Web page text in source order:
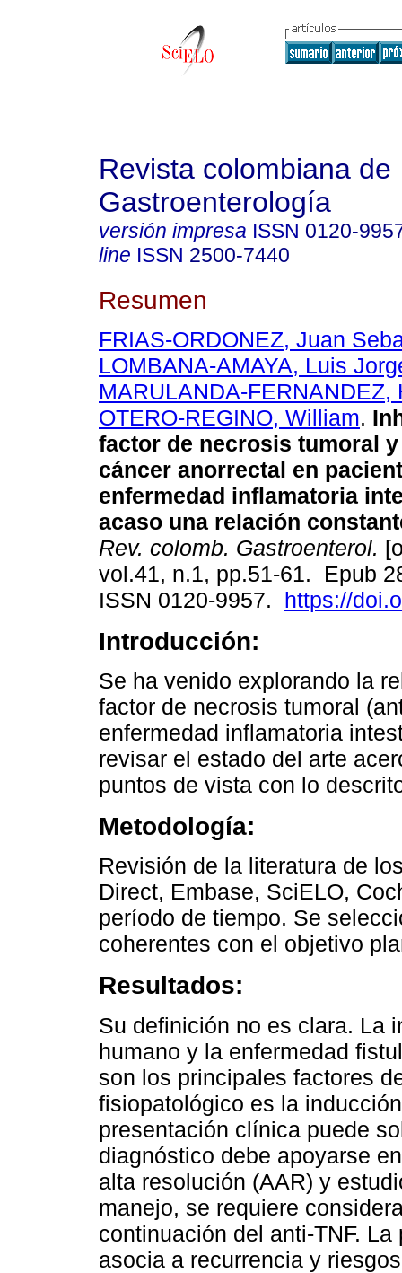
Revista colombiana de
Gastroenterología
versión impresa ISSN 0120-
line ISSN 2500-7440
Resumen
FRIAS-ORDONEZ, Juan
LOMBANA-AMAYA, Luis
MARULANDA-FERNANDEZ,
OTERO-REGINO, William.
factor de necrosis tumoral
cáncer anorrectal en
enfermedad inflamatoria
acaso una relación
Rev. colomb. Gastroenterol.
vol.41, n.1, pp.51-61. Epub
ISSN 0120-9957. https://
Introducción:
Se ha venido explorando la
factor de necrosis tumoral
enfermedad inflamatoria
revisar el estado del arte
puntos de vista con lo
Metodología:
Revisión de la literatura de
Direct, Embase, SciELO,
período de tiempo. Se
coherentes con el objetivo
Resultados:
Su definición no es clara. La
humano y la enfermedad
son los principales factores
fisiopatológico es la
presentación clínica puede
diagnóstico debe apoyarse
alta resolución (AAR) y
manejo, se requiere
continuación del anti-TNF.
asocia a recurrencia y